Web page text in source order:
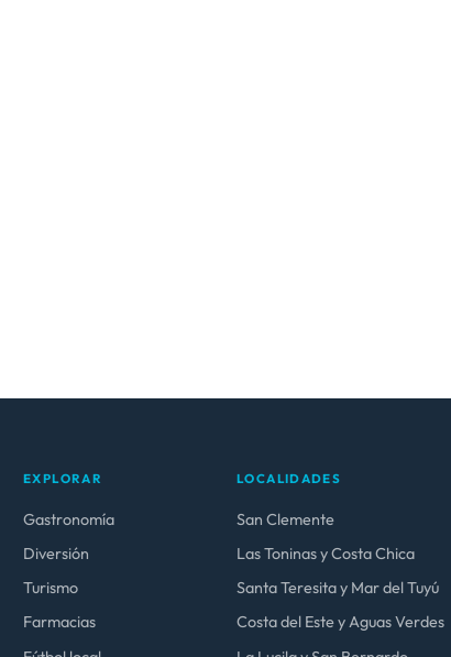
EXPLORAR
Gastronomía
Diversión
Turismo
Farmacias
LOCALIDADES
San Clemente
Las Toninas y Costa Chica
Santa Teresita y Mar del Tuyú
Costa del Este y Aguas Verdes